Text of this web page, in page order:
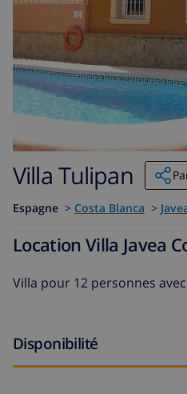
Villa Tulipan
Espagne > Costa Blanca >
Location Villa Javea
Villa pour 12 personnes
Disponibilité